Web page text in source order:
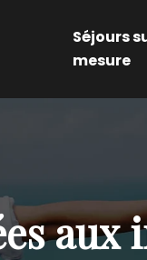
Séjours
mesure
aux